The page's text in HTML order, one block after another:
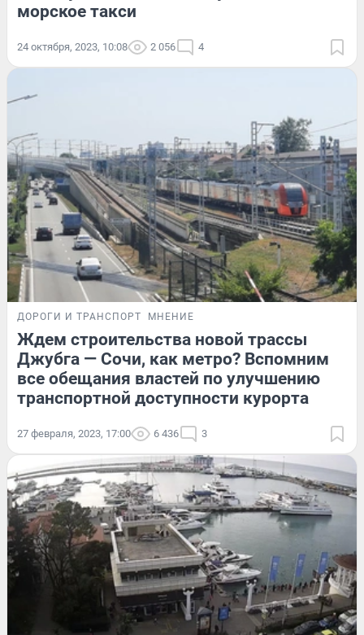
морское такси
24 октября, 2023, 10:08 2 056 4
ДОРОГИ И ТРАНСПОРТ МНЕНИЕ
Ждем строительства новой трассы
Джубга — Сочи, как метро? Вспомним
все обещания властей по улучшению
транспортной доступности курорта
27 февраля, 2023, 17:00 6 436 3